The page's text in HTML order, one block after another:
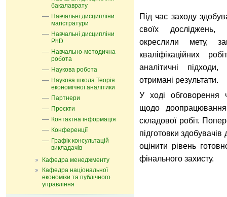
бакалаврату
Навчальні дисципліни
магістратури
Навчальні дисципліни
PhD
Навчально-методична
робота
Наукова робота
Наукова школа Теорія
економічної аналітики
Партнери
Проєкти
Контактна інформація
Конференції
Графік консультацій
викладачів
Кафедра менеджменту
Кафедра національної
економіки та публічного
управління
Під час заходу
своїх досліджень,
окреслили мету,
кваліфікаційних
аналітичні
отримані результати.
У ході обговорення
щодо доопрацювання
складової робіт.
підготовки здобувачів
оцінити рівень
фінального захисту.